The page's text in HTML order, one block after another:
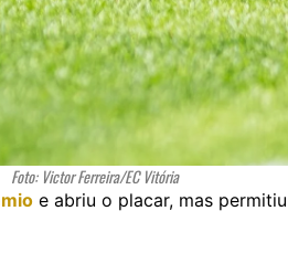
Foto: Victor Ferreira/EC Vitória
e abriu o placar, mas